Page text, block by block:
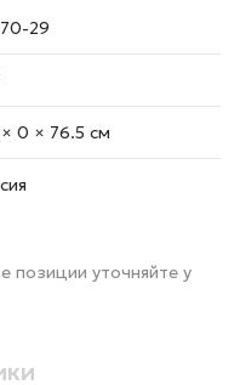
29
0 × 76.5 cм
позиции уточняйте у